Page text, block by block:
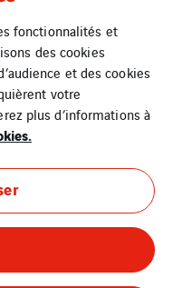
fonctionnalités et
des cookies
et des cookies
votre
plus d’informations à